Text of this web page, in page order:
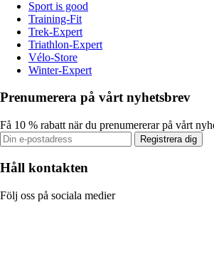
Sport is good
Training-Fit
Trek-Expert
Triathlon-Expert
Vélo-Store
Winter-Expert
Prenumerera på vårt nyhetsbrev
Få 10 % rabatt när du prenumererar på vårt
Registrera dig
Håll kontakten
Följ oss på sociala medier